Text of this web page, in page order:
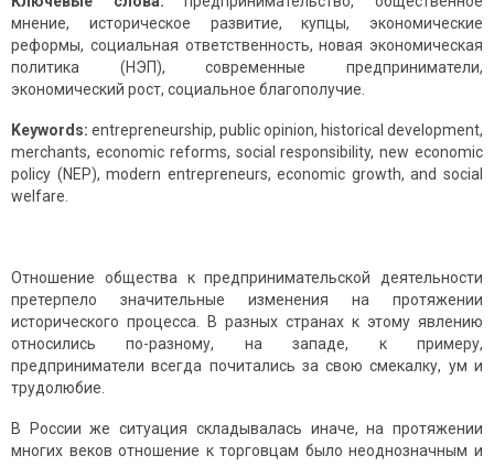
мнение, историческое развитие, купцы, экономические
реформы, социальная ответственность, новая экономическая
политика (НЭП), современные предприниматели,
экономический рост, социальное благополучие.
Keywords: entrepreneurship, public opinion, historical development,
merchants, economic reforms, social responsibility, new economic
policy (NEP), modern entrepreneurs, economic growth, and social
welfare.
Отношение общества к предпринимательской деятельности
претерпело значительные изменения на протяжении
исторического процесса. В разных странах к этому явлению
относились по-разному, на западе, к примеру,
предприниматели всегда почитались за свою смекалку, ум и
трудолюбие.
В России же ситуация складывалась иначе, на протяжении
многих веков отношение к торговцам было неоднозначным и